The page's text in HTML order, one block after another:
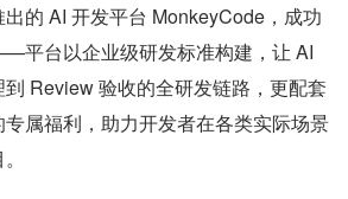
的 AI 开发平台 MonkeyCode，成功
平台以企业级研发标准构建，让 AI
Review 验收的全研发链路，更配套
属福利，助力开发者在各类实际场景